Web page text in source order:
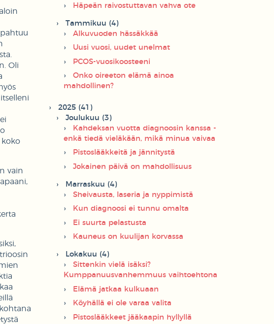
Oli
koko
vain
Häpeän raivostuttavan vahva ote
Tammikuu (4)
Alkuvuoden hässäkkää
Uusi vuosi, uudet unelmat
PCOS-vuosikoosteeni
Onko oireeton elämä ainoa
mahdollinen?
2025 (41)
Joulukuu (3)
Kahdeksan vuotta diagnoosin kanssa -
enkä tiedä vieläkään, mikä minua vaivaa
Pistoslääkkeitä ja jännitystä
Jokainen päivä on mahdollisuus
Marraskuu (4)
Sheivausta, laseria ja nyppimistä
Kun diagnoosi ei tunnu omalta
Ei suurta pelastusta
Kauneus on kuulijan korvassa
Lokakuu (4)
Sittenkin vielä isäksi?
Kumppanuusvanhemmuus vaihtoehtona
Elämä jatkaa kulkuaan
Köyhällä ei ole varaa valita
Pistoslääkkeet jääkaapin hyllyllä